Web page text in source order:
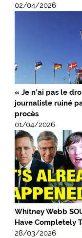
02/04/2026
« Je n’ai pas le
journaliste ruiné
procès
01/04/2026
Whitney Webb
Have Completely
28/03/2026